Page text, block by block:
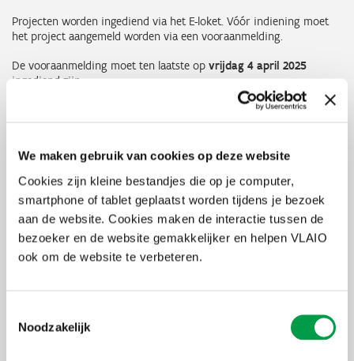
We maken gebruik van cookies op deze website
Cookies zijn kleine bestandjes die op je computer,
smartphone of tablet geplaatst worden tijdens je bezoek
aan de website. Cookies maken de interactie tussen de
bezoeker en de website gemakkelijker en helpen VLAIO
ook om de website te verbeteren.
Noodzakelijk
Projecten worden ingediend via het E-loket. Vóór indiening moet
het project aangemeld worden via een vooraanmelding.
De vooraanmelding moet ten laatste op vrijdag 4 april 2025
ingediend zijn.
De deadline voor indiening van het volledige projectvoorstel is
Ontdek alle EFRO-projecten op de
Projectendatabank
Meer info op www.efro.be